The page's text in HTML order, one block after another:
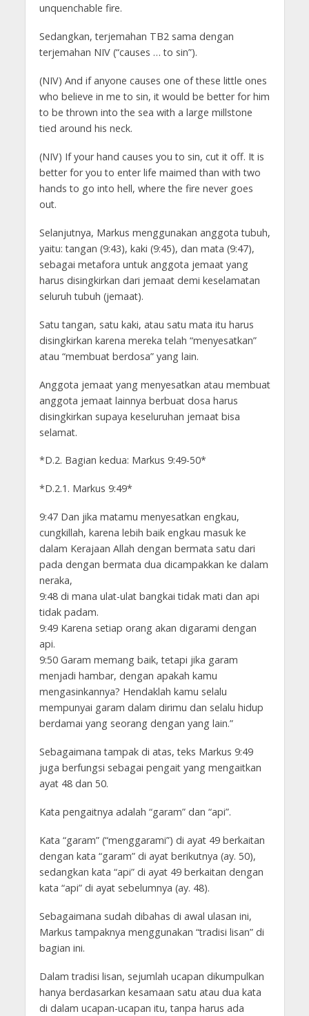
unquenchable fire.
Sedangkan, terjemahan TB2 sama dengan
terjemahan NIV (“causes … to sin”).
(NIV) And if anyone causes one of these little ones
who believe in me to sin, it would be better for him
to be thrown into the sea with a large millstone
tied around his neck.
(NIV) If your hand causes you to sin, cut it off. It is
better for you to enter life maimed than with two
hands to go into hell, where the fire never goes
out.
Selanjutnya, Markus menggunakan anggota tubuh,
yaitu: tangan (9:43), kaki (9:45), dan mata (9:47),
sebagai metafora untuk anggota jemaat yang
harus disingkirkan dari jemaat demi keselamatan
seluruh tubuh (jemaat).
Satu tangan, satu kaki, atau satu mata itu harus
disingkirkan karena mereka telah “menyesatkan”
atau “membuat berdosa” yang lain.
Anggota jemaat yang menyesatkan atau membuat
anggota jemaat lainnya berbuat dosa harus
disingkirkan supaya keseluruhan jemaat bisa
selamat.
*D.2. Bagian kedua: Markus 9:49-50*
*D.2.1. Markus 9:49*
9:47 Dan jika matamu menyesatkan engkau,
cungkillah, karena lebih baik engkau masuk ke
dalam Kerajaan Allah dengan bermata satu dari
pada dengan bermata dua dicampakkan ke dalam
neraka,
9:48 di mana ulat-ulat bangkai tidak mati dan api
tidak padam.
9:49 Karena setiap orang akan digarami dengan
api.
9:50 Garam memang baik, tetapi jika garam
menjadi hambar, dengan apakah kamu
mengasinkannya? Hendaklah kamu selalu
mempunyai garam dalam dirimu dan selalu hidup
berdamai yang seorang dengan yang lain.”
Sebagaimana tampak di atas, teks Markus 9:49
juga berfungsi sebagai pengait yang mengaitkan
ayat 48 dan 50.
Kata pengaitnya adalah “garam” dan “api”.
Kata “garam” (“menggarami”) di ayat 49 berkaitan
dengan kata “garam” di ayat berikutnya (ay. 50),
sedangkan kata “api” di ayat 49 berkaitan dengan
kata “api” di ayat sebelumnya (ay. 48).
Sebagaimana sudah dibahas di awal ulasan ini,
Markus tampaknya menggunakan “tradisi lisan” di
bagian ini.
Dalam tradisi lisan, sejumlah ucapan dikumpulkan
hanya berdasarkan kesamaan satu atau dua kata
di dalam ucapan-ucapan itu, tanpa harus ada